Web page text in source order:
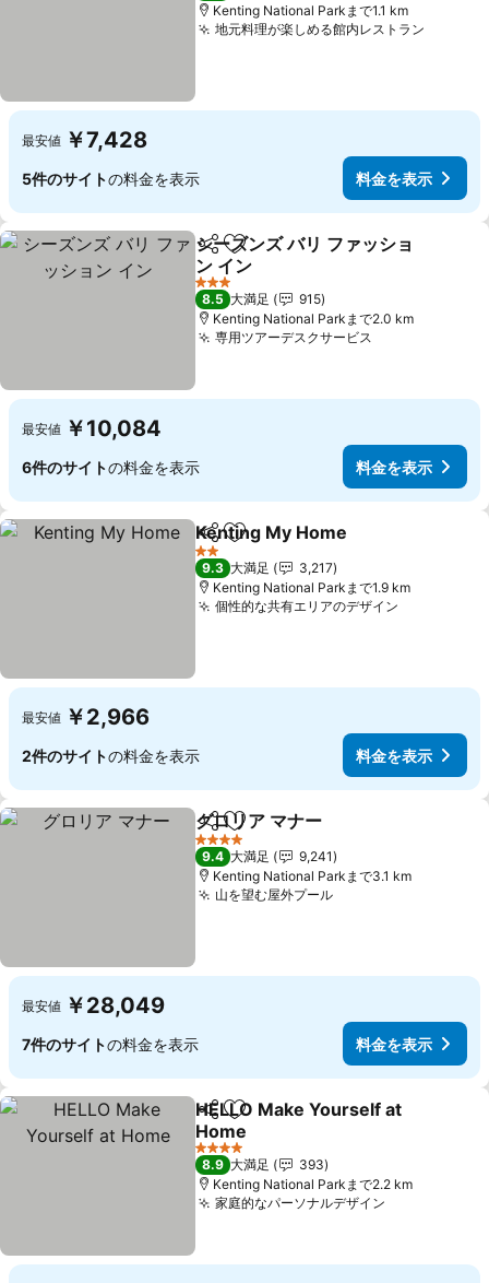
Kenting National Parkまで1.1 km
地元料理が楽しめる館内レストラン
最安値 ￥7,428
5件のサイトの料金を表示 料金を表示
シェアお気に入りに追加
シーズンズ バリ ファッショ
ン イン
3 ホテルのランク
8.5 大満足
915
Kenting National Parkまで2.0 km
専用ツアーデスクサービス
最安値 ￥10,084
6件のサイトの料金を表示 料金を表示
シェアお気に入りに追加
Kenting My Home
2 ホテルのランク
9.3 大満足
3,217
Kenting National Parkまで1.9 km
個性的な共有エリアのデザイン
最安値 ￥2,966
2件のサイトの料金を表示 料金を表示
シェアお気に入りに追加
グロリア マナー
4 ホテルのランク
9.4 大満足
9,241
Kenting National Parkまで3.1 km
山を望む屋外プール
最安値 ￥28,049
7件のサイトの料金を表示 料金を表示
シェアお気に入りに追加
HELLO Make Yourself at
Home
4 ホテルのランク
8.9 大満足
393
Kenting National Parkまで2.2 km
家庭的なパーソナルデザイン